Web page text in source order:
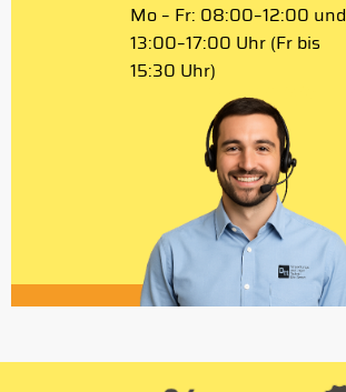
Mo – Fr: 08:00–12:00 und
13:00–17:00 Uhr (Fr bis
15:30 Uhr)